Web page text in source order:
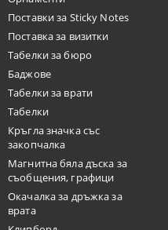
Поставки за Sticky Notes
Поставка за визитки
Tабелки за бюро
Баджове
Табелки за врати
Табелки
Кръгла значка със
закопчалка
Магнитна бяла дъска за
съобщения, графици
Окачалка за дръжка за
врата